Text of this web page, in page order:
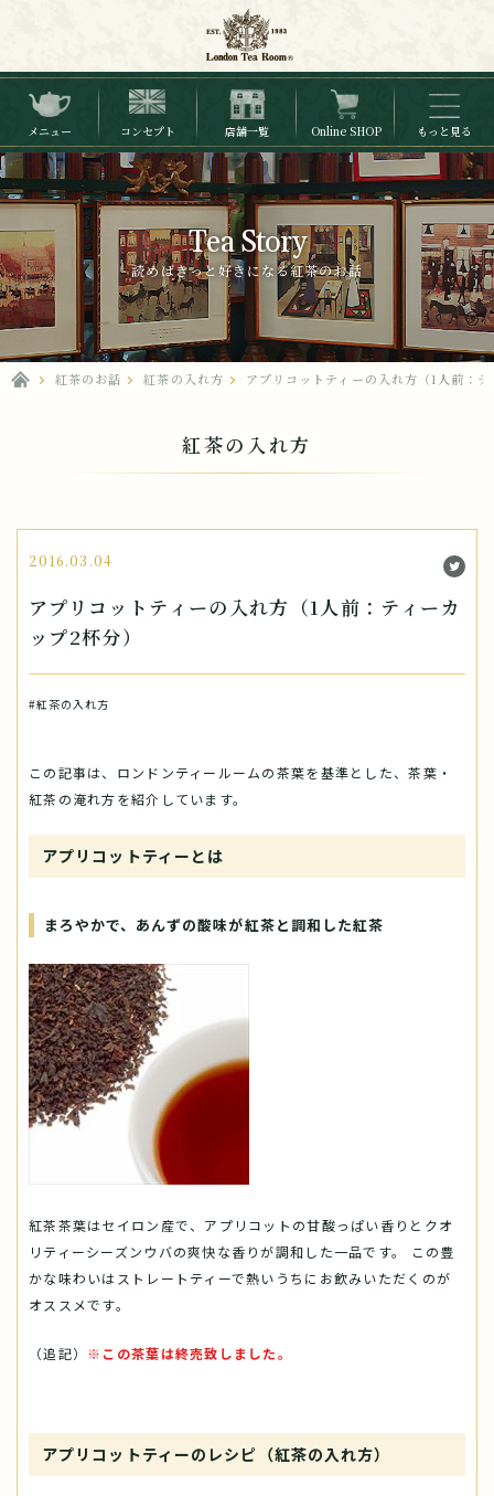
メニュー コンセプト 店舗一覧 Online SHOP もっと見る
Tea Story
読めばきっと好きになる紅茶のお話
紅茶のお話 紅茶の入れ方 アプリコットティーの入れ方（1人前：
紅茶の入れ方
2016.03.04
アプリコットティーの入れ方（1人前：ティーカ
ップ2杯分）
#紅茶の入れ方
この記事は、ロンドンティールームの茶葉を基準とした、茶葉・
紅茶の淹れ方を紹介しています。
アプリコットティーとは
まろやかで、あんずの酸味が紅茶と調和した紅茶
紅茶茶葉はセイロン産で、アプリコットの甘酸っぱい香りとクオ
リティーシーズンウバの爽快な香りが調和した一品です。 この豊
かな味わいはストレートティーで熱いうちにお飲みいただくのが
オススメです。
（追記） ※この茶葉は終売致しました。
アプリコットティーのレシピ（紅茶の入れ方）